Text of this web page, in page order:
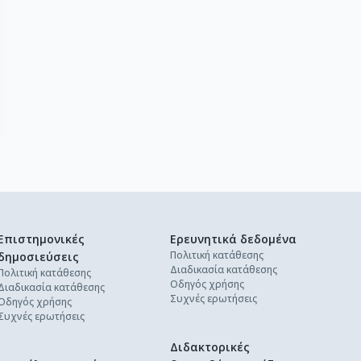
κατάθεσης
κατάθεσης
χρήσης
ερωτήσεις
Ερευνητικά δεδομένα
Πολιτική κατάθεσης
Διαδικασία κατάθεσης
Οδηγός χρήσης
Συχνές ερωτήσεις
Διδακτορικές